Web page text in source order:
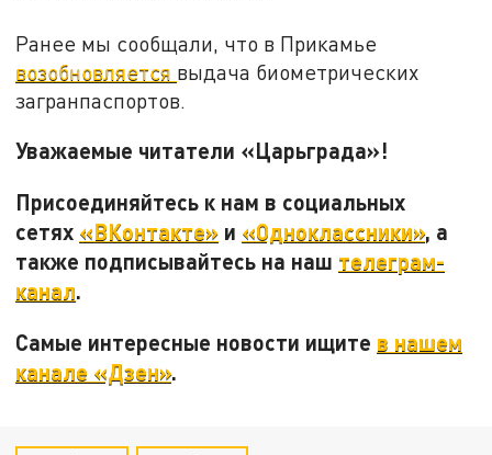
Ранее мы сообщали, что в Прикамье
возобновляется выдача биометрических
загранпаспортов.
Уважаемые читатели «Царьграда»!
Присоединяйтесь к нам в социальных
сетях «ВКонтакте» и «Одноклассники», а
также подписывайтесь на наш телеграм-
канал.
Самые интересные новости ищите в нашем
канале «Дзен».